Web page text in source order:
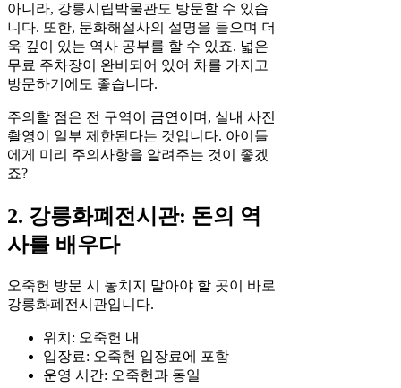
아니라, 강릉시립박물관도 방문할 수 있습
니다. 또한, 문화해설사의 설명을 들으며 더
욱 깊이 있는 역사 공부를 할 수 있죠. 넓은
무료 주차장이 완비되어 있어 차를 가지고
방문하기에도 좋습니다.
주의할 점은 전 구역이 금연이며, 실내 사진
촬영이 일부 제한된다는 것입니다. 아이들
에게 미리 주의사항을 알려주는 것이 좋겠
죠?
2. 강릉화폐전시관: 돈의 역
사를 배우다
오죽헌 방문 시 놓치지 말아야 할 곳이 바로
강릉화폐전시관입니다.
위치: 오죽헌 내
입장료: 오죽헌 입장료에 포함
운영 시간: 오죽헌과 동일